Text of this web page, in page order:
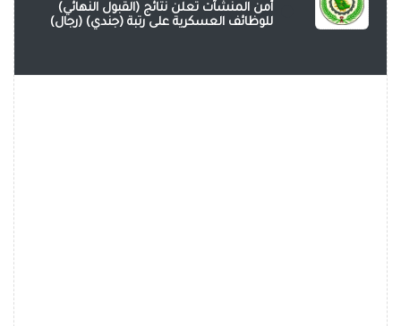
أمن المنشآت تعلن نتائج (القبول النهائي)
للوظائف العسكرية على رتبة (جندي) (رجال)